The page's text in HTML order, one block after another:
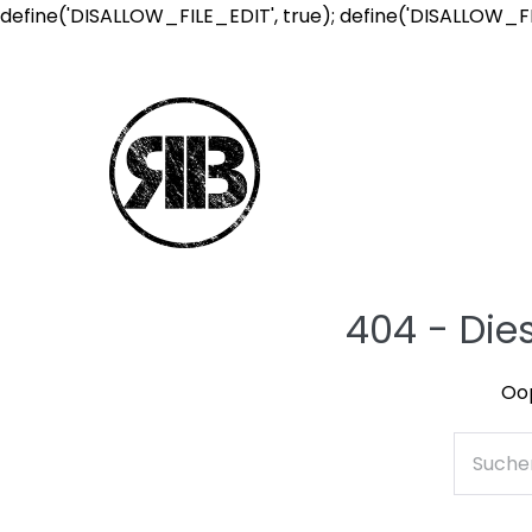
define('DISALLOW_FILE_EDIT', true);
404 -
nach: